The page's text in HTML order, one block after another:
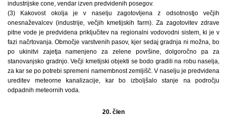
industrijske cone, vendar izven predvidenih posegov.
(3) Kakovost okolja je v naselju zagotovljena z odsotnostjo večjih
onesnaževalcev (industrije, večjih kmetijskih farm). Za zagotovitev zdrave
pitne vode je predvidena priključitev na regionalni vodovodni sistem, ki je v
fazi načrtovanja. Območje varstvenih pasov, kjer sedaj gradnja ni možna, bo
po ukinitvi zajetja namenjeno za zelene površine, dolgoročno pa za
stanovanjsko gradnjo. Večji kmetijski objekti se bodo gradili na robu naselja,
za kar se po potrebi spremeni namembnost zemljišč. V naselju je predvidena
ureditev meteorne kanalizacije, kar bo izboljšalo stanje na področju
odpadnih meteornih voda.
20. člen